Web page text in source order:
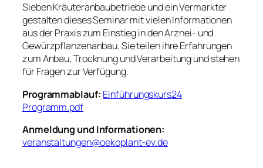
Sieben Kräuteranbaubetriebe und ein Vermarkter
gestalten dieses Seminar mit vielen Informationen
aus der Praxis zum Einstieg in den Arznei- und
Gewürzpflanzenanbau. Sie teilen ihre Erfahrungen
zum Anbau, Trocknung und Verarbeitung und stehen
für Fragen zur Verfügung.
Programmablauf: Einführungskurs24
Programm.pdf
Anmeldung und Informationen:
veranstaltungen@oekoplant-ev.de